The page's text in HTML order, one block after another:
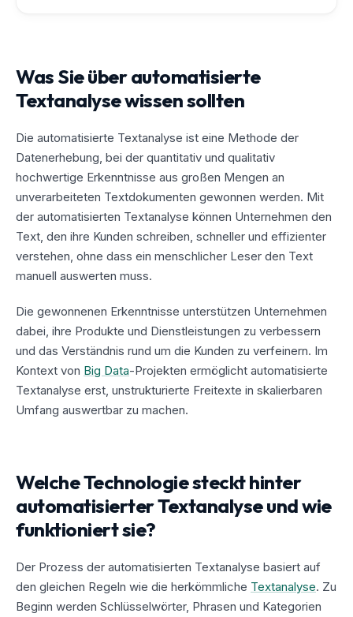
Was Sie über automatisierte
Textanalyse wissen sollten
Die automatisierte Textanalyse ist eine Methode der
Datenerhebung, bei der quantitativ und qualitativ
hochwertige Erkenntnisse aus großen Mengen an
unverarbeiteten Textdokumenten gewonnen werden. Mit
der automatisierten Textanalyse können Unternehmen den
Text, den ihre Kunden schreiben, schneller und effizienter
verstehen, ohne dass ein menschlicher Leser den Text
manuell auswerten muss.
Die gewonnenen Erkenntnisse unterstützen Unternehmen
dabei, ihre Produkte und Dienstleistungen zu verbessern
und das Verständnis rund um die Kunden zu verfeinern. Im
Kontext von Big Data-Projekten ermöglicht automatisierte
Textanalyse erst, unstrukturierte Freitexte in skalierbaren
Umfang auswertbar zu machen.
Welche Technologie steckt hinter
automatisierter Textanalyse und wie
funktioniert sie?
Der Prozess der automatisierten Textanalyse basiert auf
den gleichen Regeln wie die herkömmliche Textanalyse. Zu
Beginn werden Schlüsselwörter, Phrasen und Kategorien